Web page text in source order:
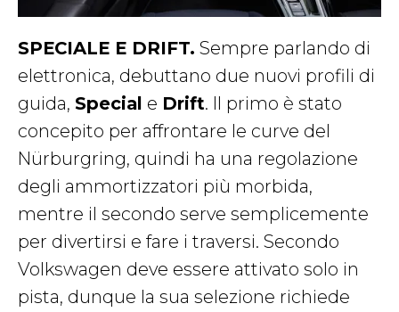
SPECIALE E DRIFT. Sempre parlando di
elettronica, debuttano due nuovi profili di
guida, Special e Drift. Il primo è stato
concepito per affrontare le curve del
Nürburgring, quindi ha una regolazione
degli ammortizzatori più morbida,
mentre il secondo serve semplicemente
per divertirsi e fare i traversi. Secondo
Volkswagen deve essere attivato solo in
pista, dunque la sua selezione richiede